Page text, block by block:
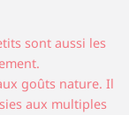
sont aussi les
goûts nature. Il
aux multiples